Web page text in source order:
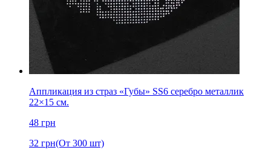
Аппликация из страз «Губы» SS6 серебро металлик
22×15 см.
48 грн
32 грн(От 300 шт)